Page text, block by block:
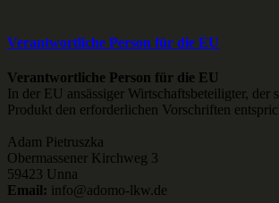
Verantwortliche Person für die EU
Verantwortliche Person für die EU
In der EU ansässiger Wirtschaftsbeteiligter, der
Produkt den erforderlichen Vorschriften
Adam Pietruszka
Obermassener Kirchweg 3
59423 Unna
Email: info@adomo-lkw.de